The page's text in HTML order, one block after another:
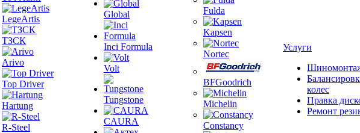
LegeArtis
ТЗСК
Arivo
Top Driver
Hartung
R-Steel
Global
Inci Formula
Volt
Tungstone
CAURA
Fulda
Kapsen
Nortec
BFGoodrich
Michelin
Constancy
Услуги
колес
Правка
Ремонт